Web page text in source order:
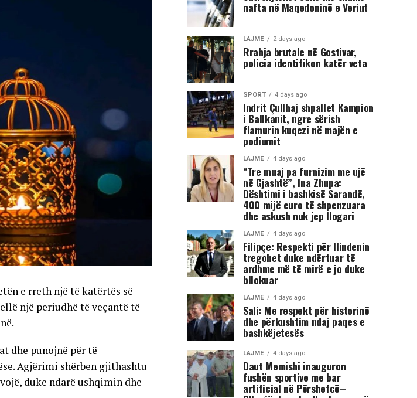
e rreth një të katërtës së
një periudhë të veçantë të
dhe punojnë për të
Agjërimi shërben gjithashtu
duke ndarë ushqimin dhe
nafta në Maqedoninë e Veriut
LAJME 2 days ago
Rrahja brutale në Gostivar,
policia identifikon katër veta
SPORT 4 days ago
Indrit Çullhaj shpallet Kampion
i Ballkanit, ngre sërish
flamurin kuqezi në majën e
podiumit
LAJME 4 days ago
“Tre muaj pa furnizim me ujë
në Gjashtë”, Ina Zhupa:
Dështimi i bashkisë Sarandë,
400 mijë euro të shpenzuara
dhe askush nuk jep llogari
LAJME 4 days ago
Filipçe: Respekti për Ilindenin
tregohet duke ndërtuar të
ardhme më të mirë e jo duke
bllokuar
LAJME 4 days ago
Sali: Me respekt për historinë
dhe përkushtim ndaj paqes e
bashkëjetesës
LAJME 4 days ago
Daut Memishi inauguron
fushën sportive me bar
artificial në Përshefcë–